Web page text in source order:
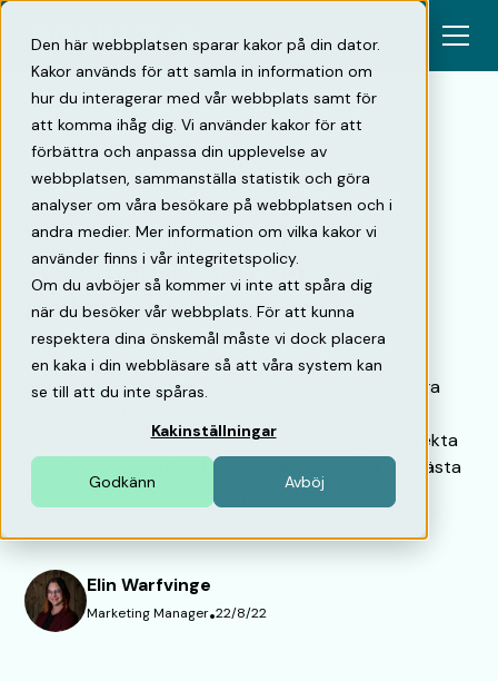
Den här webbplatsen sparar kakor på din dator.
Kakor används för att samla in information om
hur du interagerar med vår webbplats samt för
att komma ihåg dig. Vi använder kakor för att
förbättra och anpassa din upplevelse av
webbplatsen, sammanställa statistik och göra
analyser om våra besökare på webbplatsen och i
andra medier. Mer information om vilka kakor vi
använder finns i vår integritetspolicy.
Om du avböjer så kommer vi inte att spåra dig
när du besöker vår webbplats. För att kunna
respektera dina önskemål måste vi dock placera
en kaka i din webbläsare så att våra system kan
se till att du inte spåras.
Kakinställningar
Godkänn Avböj
Tillbaka
Våra tre bästa tips för hur ni
systematiskt kan förbättra
parkeringsupplevelsen
Vi får ofta frågan "hur skapar man en riktigt bra
parkeringsupplevelse?". Det är en fråga med många
förutsättningar. Men även om vi inte kan ge er direkta
svar kan vi ge er något annat. Nämligen våra tre bästa
tips för hur ni kan arbeta systematiskt med
Elin Warfvinge
Marketing Manager•22/8/22